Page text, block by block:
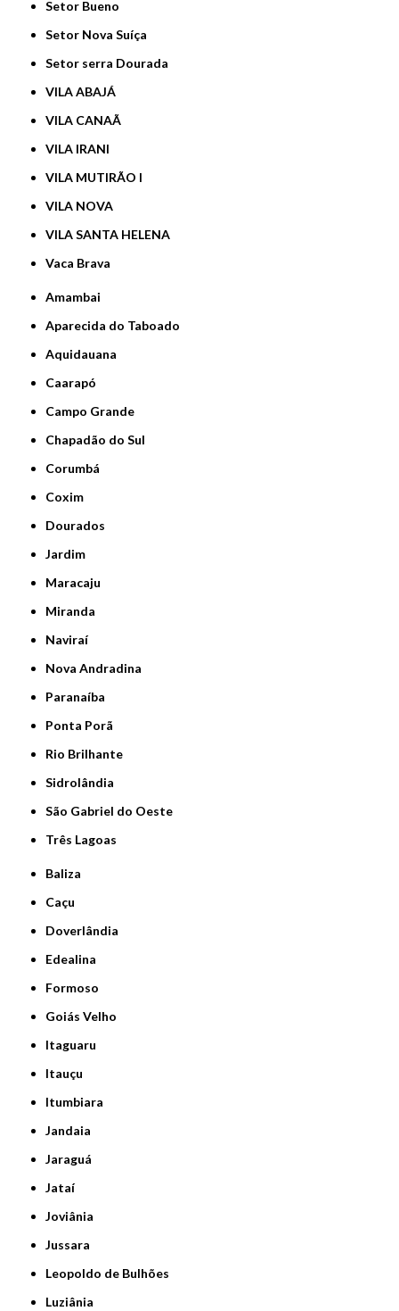
Setor Bueno
Setor Nova Suíça
Setor serra Dourada
VILA ABAJÁ
VILA CANAÃ
VILA IRANI
VILA MUTIRÃO I
VILA NOVA
VILA SANTA HELENA
Vaca Brava
Amambai
Aparecida do Taboado
Aquidauana
Caarapó
Campo Grande
Chapadão do Sul
Corumbá
Coxim
Dourados
Jardim
Maracaju
Miranda
Naviraí
Nova Andradina
Paranaíba
Ponta Porã
Rio Brilhante
Sidrolândia
São Gabriel do Oeste
Três Lagoas
Baliza
Caçu
Doverlândia
Edealina
Formoso
Goiás Velho
Itaguaru
Itauçu
Itumbiara
Jandaia
Jaraguá
Jataí
Joviânia
Jussara
Leopoldo de Bulhões
Luziânia